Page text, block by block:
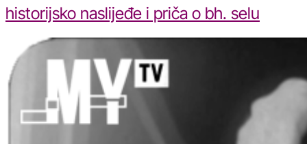
historijsko naslijeđe i priča o bh. selu